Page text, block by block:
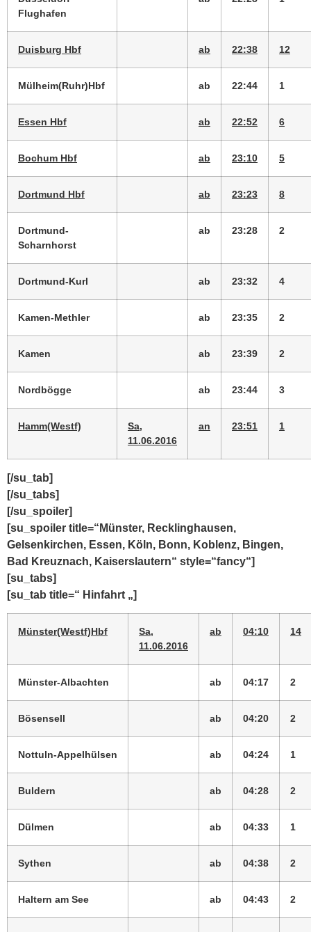
Flughafen
Duisburg Hbf ab 22:38 12
Mülheim(Ruhr)Hbf ab 22:44 1
Essen Hbf ab 22:52 6
Bochum Hbf ab 23:10 5
Dortmund Hbf ab 23:23 8
Dortmund-
Scharnhorst
ab 23:28 2
Dortmund-Kurl ab 23:32 4
Kamen-Methler ab 23:35 2
Kamen ab 23:39 2
Nordbögge ab 23:44 3
Hamm(Westf)
Sa,
11.06.2016
an 23:51 1
[/su_tab]
[/su_tabs]
[/su_spoiler]
[su_spoiler title=“Münster, Recklinghausen,
Gelsenkirchen, Essen, Köln, Bonn, Koblenz, Bingen,
Bad Kreuznach, Kaiserslautern“ style=“fancy“]
[su_tabs]
[su_tab title=“ Hinfahrt „]
Münster(Westf)Hbf
Sa,
11.06.2016
ab 04:10 14
Münster-Albachten ab 04:17 2
Bösensell ab 04:20 2
Nottuln-Appelhülsen ab 04:24 1
Buldern ab 04:28 2
Dülmen ab 04:33 1
Sythen ab 04:38 2
Haltern am See ab 04:43 2